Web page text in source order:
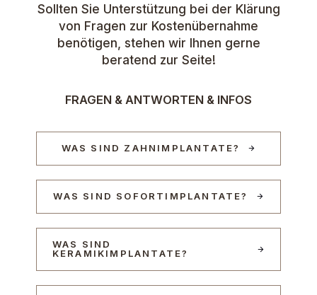
Sollten Sie Unterstützung bei der Klärung
von Fragen zur Kostenübernahme
benötigen, stehen wir Ihnen gerne
beratend zur Seite!
FRAGEN & ANTWORTEN & INFOS
WAS SIND ZAHNIMPLANTATE?
WAS SIND SOFORTIMPLANTATE?
WAS SIND
KERAMIKIMPLANTATE?